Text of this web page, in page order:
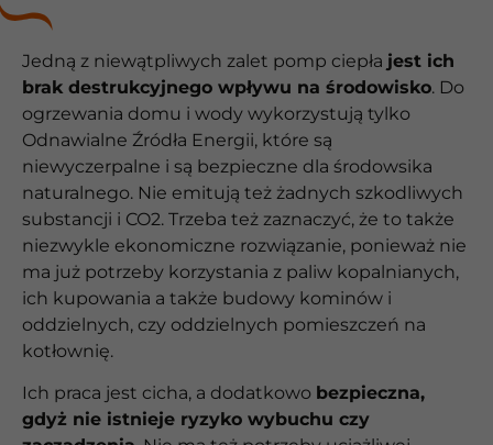
Jedną z niewątpliwych zalet pomp ciepła jest ich
brak destrukcyjnego wpływu na środowisko. Do
ogrzewania domu i wody wykorzystują tylko
Odnawialne Źródła Energii, które są
niewyczerpalne i są bezpieczne dla środowsika
naturalnego. Nie emitują też żadnych szkodliwych
substancji i CO2. Trzeba też zaznaczyć, że to także
niezwykle ekonomiczne rozwiązanie, ponieważ nie
ma już potrzeby korzystania z paliw kopalnianych,
ich kupowania a także budowy kominów i
oddzielnych, czy oddzielnych pomieszczeń na
kotłownię.
Ich praca jest cicha, a dodatkowo bezpieczna,
gdyż nie istnieje ryzyko wybuchu czy